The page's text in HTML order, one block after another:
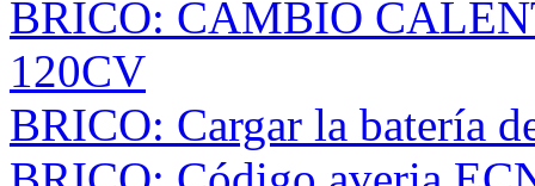
BRICO: CAMBIO
120CV
BRICO: Cargar la batería